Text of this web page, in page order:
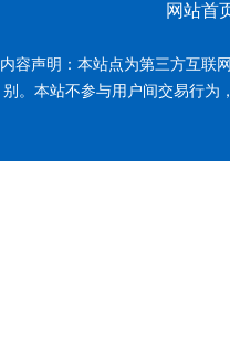
网站首
内容声明：本站点为第三方互联
别。本站不参与用户间交易行为